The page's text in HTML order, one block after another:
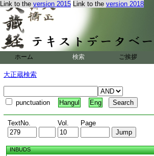
Link to the version 2015 Link to the version 2018
ホーム 検索 ご挨拶
大正蔵検索
punctuation Hangul Eng
TextNo. Vol. Page
INBUDS